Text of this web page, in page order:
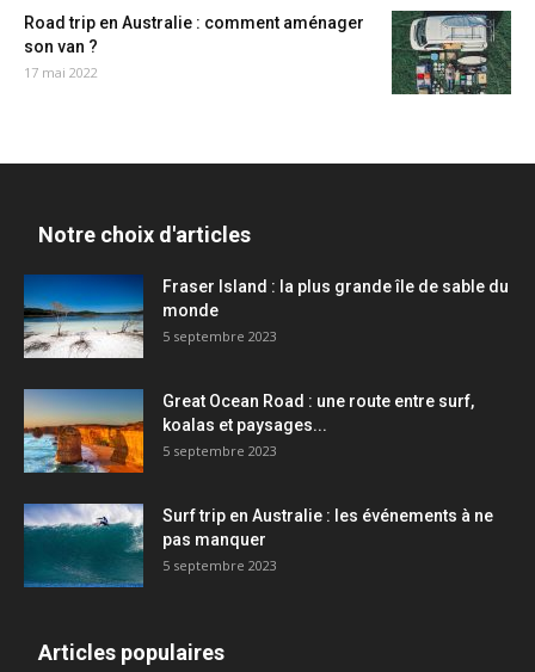
Road trip en Australie : comment aménager
son van ?
17 mai 2022
Notre choix d'articles
Fraser Island : la plus grande île de sable du
monde
5 septembre 2023
Great Ocean Road : une route entre surf,
koalas et paysages...
5 septembre 2023
Surf trip en Australie : les événements à ne
pas manquer
5 septembre 2023
Articles populaires